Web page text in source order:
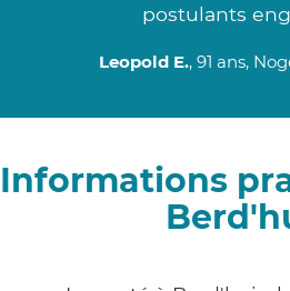
postulants
Leopold E., 91 ans,
Informations